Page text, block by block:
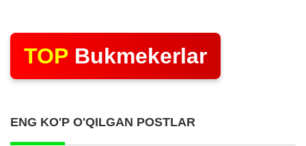
TOP Bukmekerlar
ENG KO'P O'QILGAN POSTLAR